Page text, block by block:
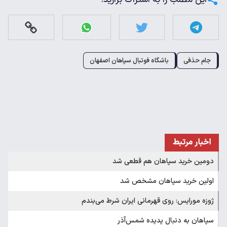
جام حذفی باشگاه فوتبال سپاهان اصفهان
اخبار مرتبط
دومین خرید سپاهان هم قطعی شد
اولین خرید سپاهان مشخص شد
ژوزه مورایس: روی قهرمانی ایران شرط می‌بندم
سپاهان به دنبال پدیده شمس‌آذر